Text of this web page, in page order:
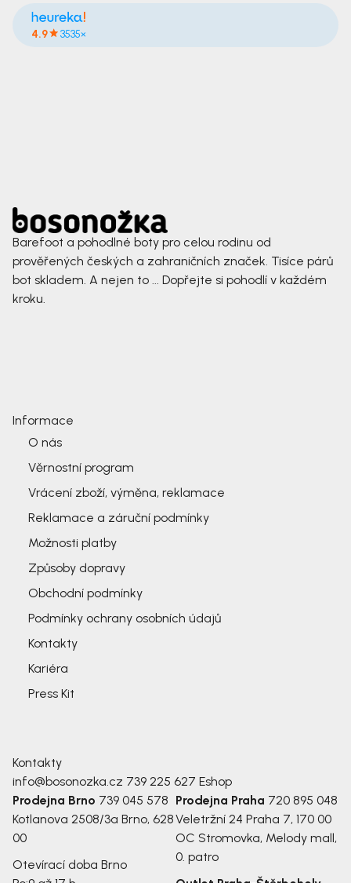
4.9 3535×
Barefoot a pohodlné boty pro celou rodinu od
prověřených českých a zahraničních značek. Tisíce párů
bot skladem. A nejen to ... Dopřejte si pohodlí v každém
kroku.
Informace
O nás
Věrnostní program
Vrácení zboží, výměna, reklamace
Reklamace a záruční podmínky
Možnosti platby
Způsoby dopravy
Obchodní podmínky
Podmínky ochrany osobních údajů
Kontakty
Kariéra
Press Kit
Kontakty
info@bosonozka.cz 739 225 627 Eshop
Prodejna Brno 739 045 578
Kotlanova 2508/3a Brno, 628
00
Otevírací doba Brno
Prodejna Praha 720 895 048
Veletržní 24 Praha 7, 170 00
OC Stromovka, Melody mall,
0. patro